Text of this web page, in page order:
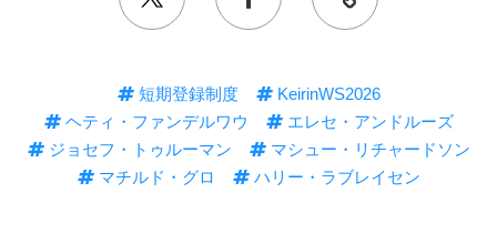
短期登録制度
KeirinWS2026
ヘティ・ファンデルワウ
エレセ・アンドルーズ
ジョセフ・トゥルーマン
マシュー・リチャードソン
マチルド・グロ
ハリー・ラブレイセン